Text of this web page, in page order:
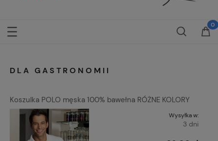
DLA GASTRONOMII
Koszulka POLO męska 100% bawełna RÓŻNE KOLORY
Wysyłka w:
3 dni